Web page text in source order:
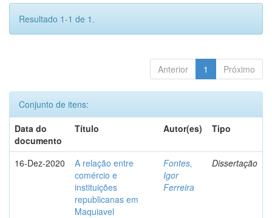
Resultado 1-1 de 1.
Anterior 1 Próximo
Conjunto de itens:
Data do
documento
Título Autor(es) Tipo
16-Dez-2020
A relação entre
comércio e
instituições
republicanas em
Maquiavel
Fontes,
Igor
Ferreira
Dissertação